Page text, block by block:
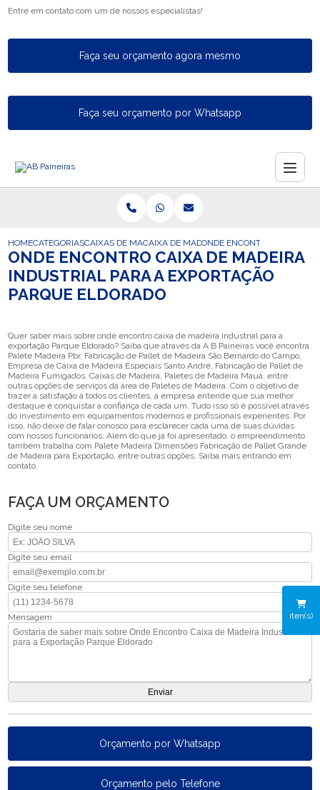
Entre em contato com um de nossos especialistas!
Faça seu orçamento agora mesmo
Faça seu orçamento por Whatsapp
iten(s)
HOMECATEGORIASCAIXAS DE MADEIRA PARA EXPORTACAO
CAIXA DE MADEIRA PARA A EXPORTACAO
ONDE ENCONTRO CAIXA DE
ONDE ENCONTRO CAIXA DE MADEIRA
INDUSTRIAL PARA A EXPORTAÇÃO
PARQUE ELDORADO
Quer saber mais sobre onde encontro caixa de madeira industrial para a
exportação Parque Eldorado? Saiba que através da A B Paineiras você encontra
Palete Madeira Pbr, Fabricação de Pallet de Madeira São Bernardo do Campo,
Empresa de Caixa de Madeira Especiais Santo André, Fabricação de Pallet de
Madeira Fumigados, Caixas de Madeira, Paletes de Madeira Mauá, entre
outras opções de serviços da área de Paletes de Madeira. Com o objetivo de
trazer a satisfação a todos os clientes, a empresa entende que sua melhor
destaque é conquistar a confiança de cada um. Tudo isso só é possível através
do investimento em equipamentos modernos e profissionais experientes. Por
isso, não deixe de falar conosco para esclarecer cada uma de suas dúvidas
com nossos funcionários. Além do que já foi apresentado, o empreendimento
também trabalha com Palete Madeira Dimensões Fabricação de Pallet Grande
de Madeira para Exportação, entre outras opções. Saiba mais entrando em
contato.
FAÇA UM ORÇAMENTO
Digite seu nome
Digite seu email
Digite seu telefone
Mensagem
Orçamento por Whatsapp
Orçamento pelo Telefone